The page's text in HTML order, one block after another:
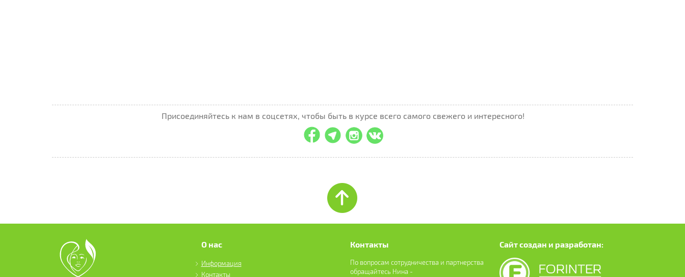
Присоединяйтесь к нам в соцсетях, чтобы быть в курсе всего самого свежего и интересного!
О нас
Информация
Контакты
Контакты
По вопросам сотрудничества и партнерства
обращайтесь Нина -
Сайт создан и разработан: